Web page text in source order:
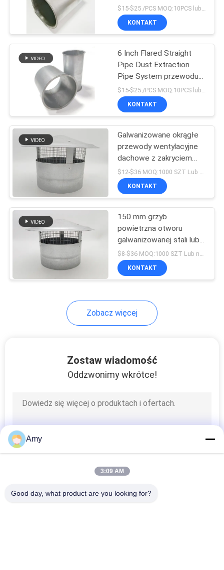
Deep Drawn Parts
Szeroki zacisk
rurowy
31
Dzielony zacisk
22
Części obrabiane
mechanicznie
Kołnierz tłoczony
przemysłowe przewody
zbierania pyłu
$15-$25 /PCS MOQ:10PCS lub negocjacja
KONTAKT
6 Inch Flared Straight
Pipe Dust Extraction
Pipe System przewodu
powietrza
$15-$25 /PCS MOQ:10PCS lub negocjacja
KONTAKT
Galwanizowane okrągłe
przewody wentylacyjne
dachowe z zakryciem
sieciowym 200 mm
szerokości górnej
KONTAKT
150 mm grzyb
powietrzna otworu
galwanizowanej stali lub
stali nierdzewnej 304
KONTAKT
Zobacz więcej
Zostaw wiadomość
Oddzwonimy wkrótce!
Amy
3:09 AM
Good day, what product are you looking for?